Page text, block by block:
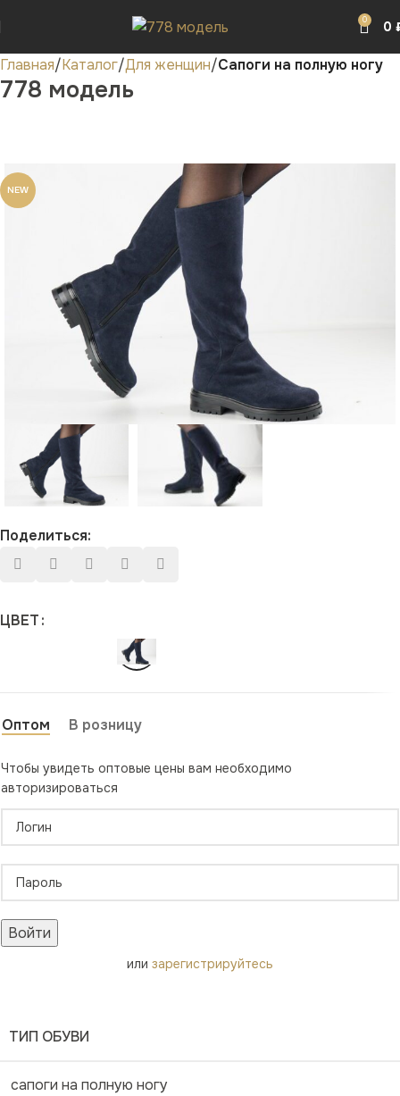
0 0
Главная Каталог Для женщин Сапоги на полную ногу
778 модель
NEW
Поделиться:
ЦВЕТ
Оптом В розницу
Чтобы увидеть оптовые цены вам необходимо
авторизироваться
Войти
или зарегистрируйтесь
ТИП ОБУВИ
сапоги на полную ногу